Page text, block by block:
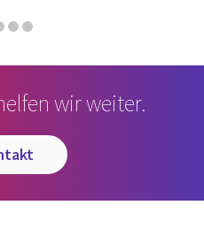
wir weiter.